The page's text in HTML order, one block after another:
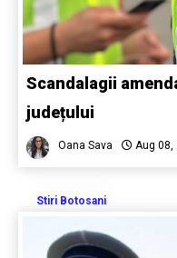
Scandalagii
județului
Oana Sava Aug 08,
Stiri Botosani